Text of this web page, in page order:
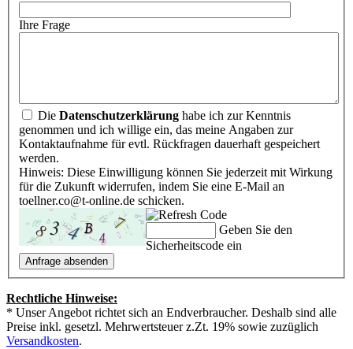
Ihre Frage
Die Datenschutzerklärung habe ich zur Kenntnis
genommen und ich willige ein, das meine Angaben zur
Kontaktaufnahme für evtl. Rückfragen dauerhaft gespeichert
werden.
Hinweis: Diese Einwilligung können Sie jederzeit mit Wirkung
für die Zukunft widerrufen, indem Sie eine E-Mail an
toellner.co@t-online.de schicken.
Sicherheitscode ein
Rechtliche Hinweise:
* Unser Angebot richtet sich an Endverbraucher. Deshalb sind alle
Preise inkl. gesetzl. Mehrwertsteuer z.Zt. 19% sowie zuzüglich
Versandkosten.